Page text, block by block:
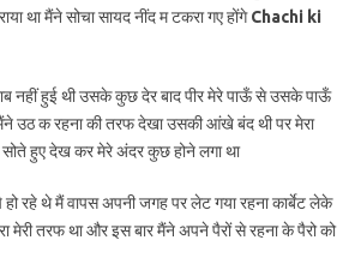
था मैंने सोचा सायद नींद म टकरा गए होंगेChachi ki
नहीं हुई थी उसके कुछ देर बाद पीर मेरे पाऊँ से उसके पाऊँ
उठ क रहना की तरफ देखा उसकी आंखे बंद थी पर मेरा
सोते हुए देख कर मेरे अंदर कुछ होने लगा था
रहे थे मैं वापस अपनी जगह पर लेट गया रहना कार्बेट लेके
मेरी तरफ था और इस बार मैंने अपने पैरों से रहना के पैरो को